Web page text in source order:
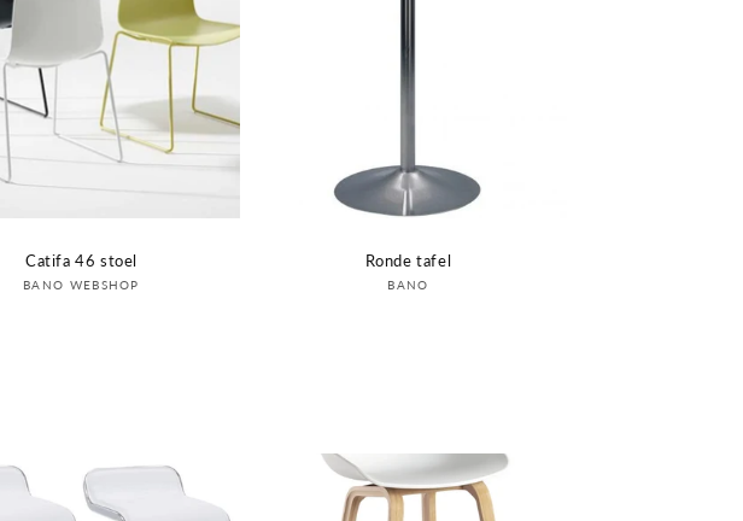
Catifa 46 stoel
Verkoper:
BANO WEBSHOP
om prijs te zien
Ronde tafel
Verkoper:
BANO
Login om prijs te zien